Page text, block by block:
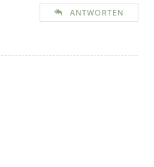
ANTWORTEN